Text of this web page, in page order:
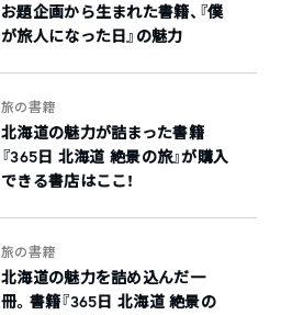
お題企画から生まれた書籍、『僕
が旅人になった日』の魅力
旅の書籍
北海道の魅力が詰まった書籍
『365日 北海道 絶景の旅』が購入
できる書店はここ！
旅の書籍
北海道の魅力を詰め込んだ一
冊。書籍『365日 北海道 絶景の